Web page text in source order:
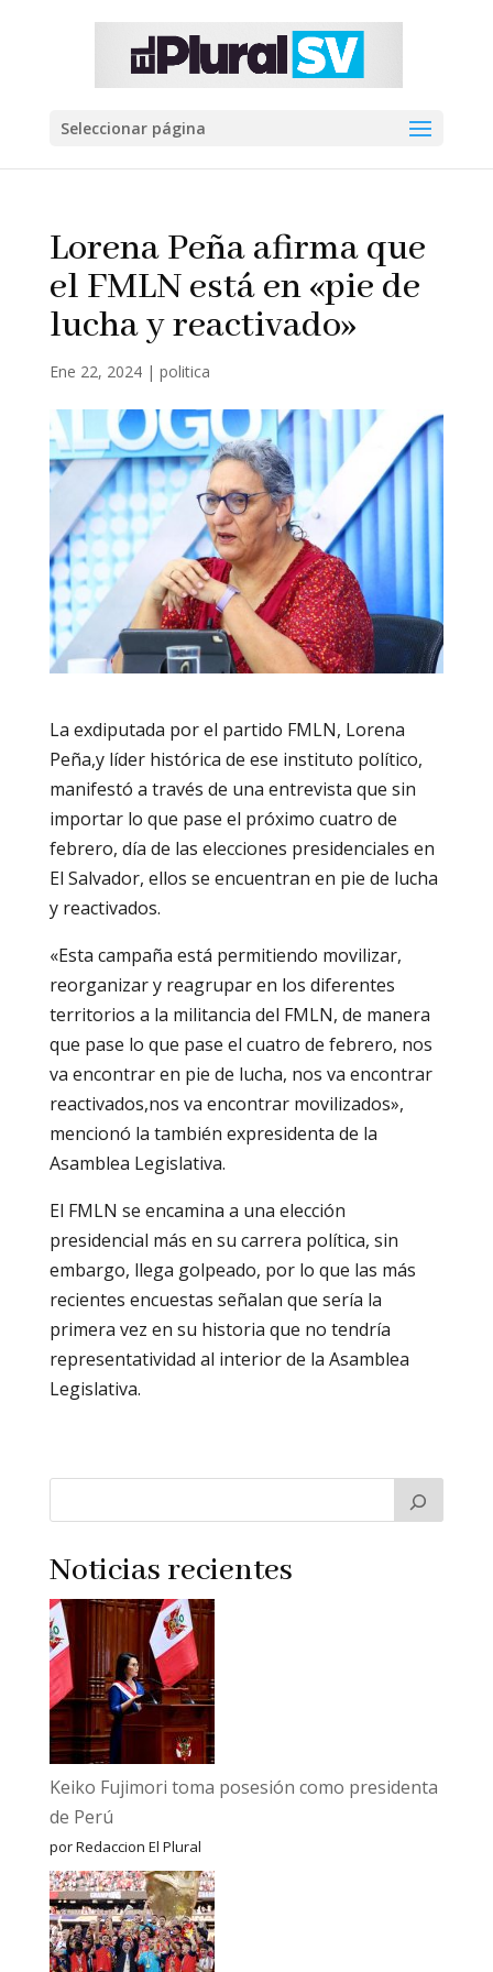
Seleccionar página
Lorena Peña afirma que
el FMLN está en «pie de
lucha y reactivado»
Ene 22, 2024| politica
La exdiputada por el partido FMLN, Lorena
Peña,y líder histórica de ese instituto político,
manifestó a través de una entrevista que sin
importar lo que pase el próximo cuatro de
febrero, día de las elecciones presidenciales en
El Salvador, ellos se encuentran en pie de lucha
y reactivados.
«Esta campaña está permitiendo movilizar,
reorganizar y reagrupar en los diferentes
territorios a la militancia del FMLN, de manera
que pase lo que pase el cuatro de febrero, nos
va encontrar en pie de lucha, nos va encontrar
reactivados,nos va encontrar movilizados»,
mencionó la también expresidenta de la
Asamblea Legislativa.
El FMLN se encamina a una elección
presidencial más en su carrera política, sin
embargo, llega golpeado, por lo que las más
recientes encuestas señalan que sería la
primera vez en su historia que no tendría
representatividad al interior de la Asamblea
Legislativa.
Noticias recientes
Keiko Fujimori toma posesión como presidenta
de Perú
por Redaccion El Plural